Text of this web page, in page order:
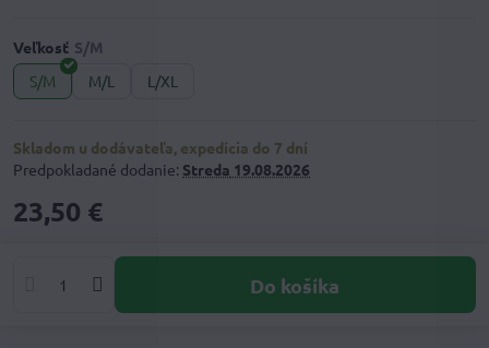
Veľkosť
S/M
M/L L/XL
Skladom u dodávateľa, expedícia do 7 dní
Predpokladané dodanie: Streda 19.08.2026
23,50 €
Do košíka